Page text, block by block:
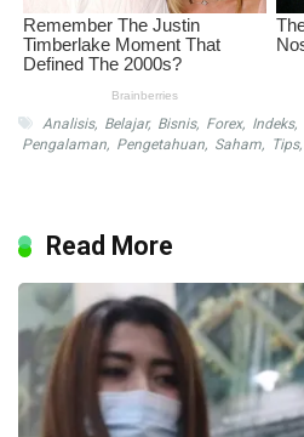
Analisis, Belajar, Bisnis, Forex, Indeks,
Pengalaman, Pengetahuan, Saham, Tips,
Read More